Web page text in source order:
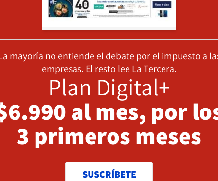
mayoría no entiende el debate por el impuesto a
empresas. El resto lee La Tercera.
Plan Digital+
al mes, por
3 primeros meses
SUSCRÍBETE